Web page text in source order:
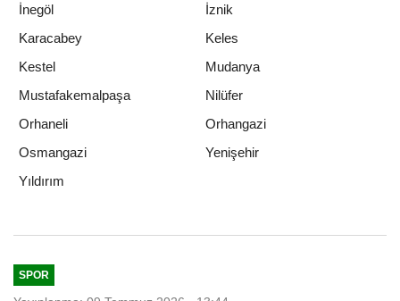
İnegöl
İznik
Karacabey
Keles
Kestel
Mudanya
Mustafakemalpaşa
Nilüfer
Orhaneli
Orhangazi
Osmangazi
Yenişehir
Yıldırım
SPOR